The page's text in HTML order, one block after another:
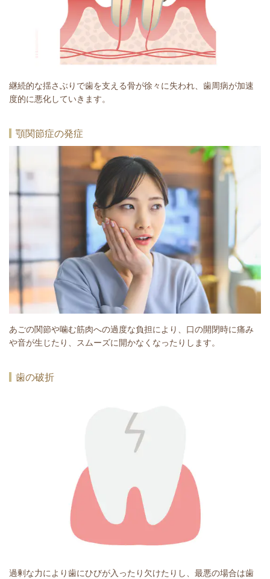
継続的な揺さぶりで歯を支える骨が徐々に失われ、歯周病が加速
度的に悪化していきます。
顎関節症の発症
あごの関節や噛む筋肉への過度な負担により、口の開閉時に痛み
や音が生じたり、スムーズに開かなくなったりします。
歯の破折
過剰な力により歯にひびが入ったり欠けたりし、最悪の場合は歯